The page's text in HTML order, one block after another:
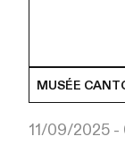
MUSÉE
11/09/2025